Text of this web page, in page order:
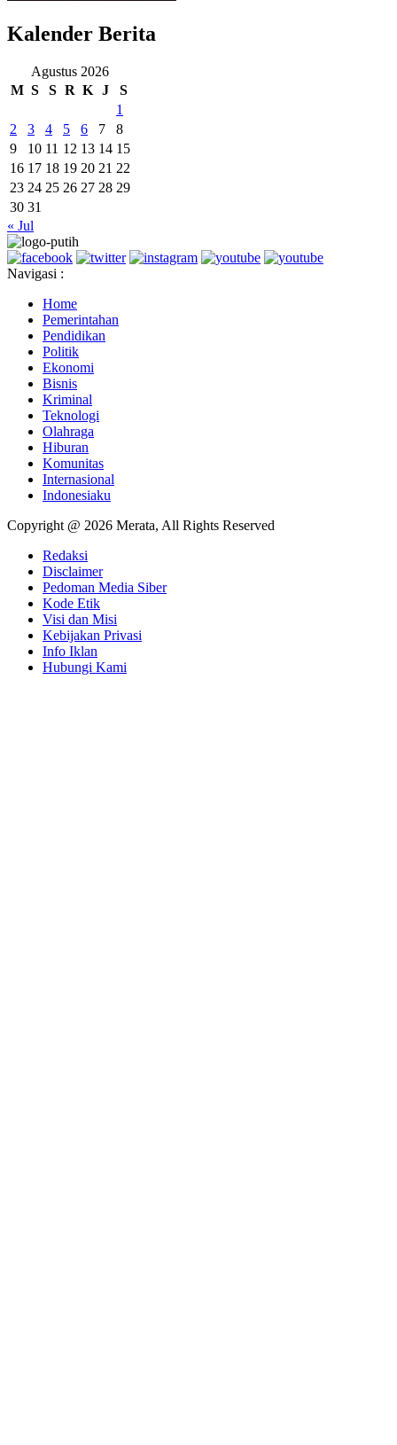
Kalender Berita
Agustus 2026
M S S R K J
S
1
2
3 4 5 6 7
8
9
10 11 12 13 14 15
16 17 18 19 20 21 22
23 24 25 26 27 28 29
30 31
« Jul
Navigasi :
Home
Pemerintahan
Pendidikan
Politik
Ekonomi
Bisnis
Kriminal
Teknologi
Olahraga
Hiburan
Komunitas
Internasional
Indonesiaku
Copyright @ 2026 Merata, All Rights Reserved
Redaksi
Disclaimer
Pedoman Media Siber
Kode Etik
Visi dan Misi
Kebijakan Privasi
Info Iklan
Hubungi Kami